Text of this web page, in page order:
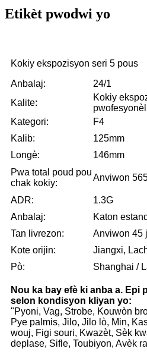
Etikèt pwodwi yo
Kokiy ekspozisyon seri 5 pous
Anbalaj:
24/1
Kalite:
Kokiy
pwofesyonèl
Kategori:
F4
Kalib:
125mm
Longè:
146mm
Pwa total poud pou
chak kokiy:
Anviwon
ADR:
1.3G
Anbalaj:
Katon
Tan livrezon:
Anviwon 45
Kote orijin:
Jiangxi,
Pò:
Shanghai /
Nou ka bay efè ki anba a. Epi
selon kondisyon kliyan yo:
"Pyoni, Vag, Strobe, Kouwòn
Pye palmis, Jilo, Jilo lò, Min,
wouj, Figi souri, Kwazèt, Sèk
deplase, Sifle, Toubiyon, Avèk